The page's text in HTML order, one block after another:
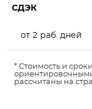
СДЭК
от 2 раб. дней
* Стоимость и
рассчитаны на